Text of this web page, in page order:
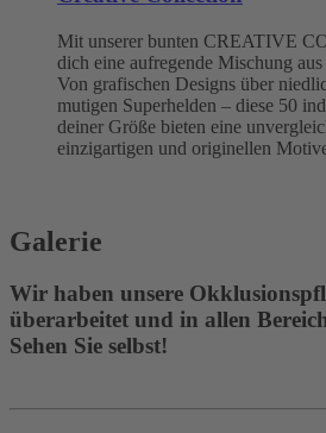
Mit unserer bunten CREATIVE
dich eine aufregende Mischung
Von grafischen Designs über
mutigen Superhelden – diese 50
deiner Größe bieten eine
einzigartigen und originellen
Galerie
Wir haben unsere
überarbeitet und in allen
Sehen Sie selbst!